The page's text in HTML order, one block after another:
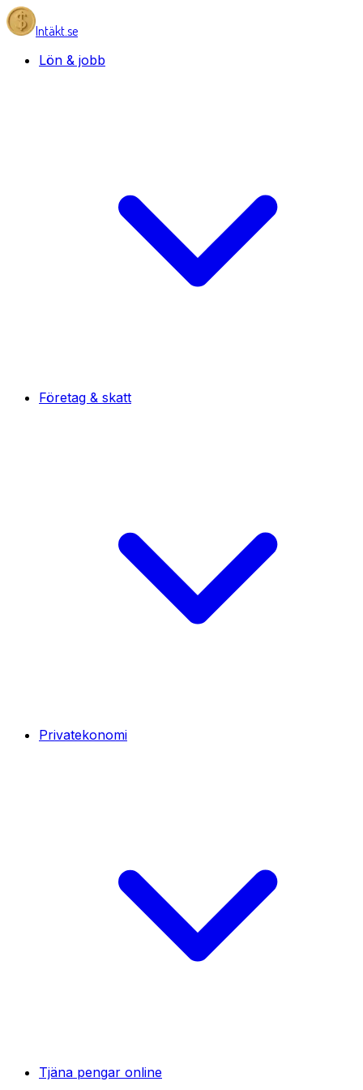
Intäkt.se
Lön & jobb
Företag & skatt
Privatekonomi
Tjäna pengar online